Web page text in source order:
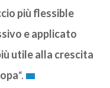
più flessible
e applicato
utile alla crescita
“.